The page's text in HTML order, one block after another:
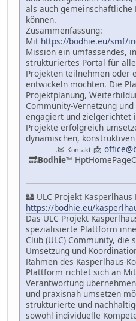
als auch
können.
Zusammenfassung:
Mit https://bodhie.eu/smf/
Mission ein umfassendes,
strukturiertes Portal für
Projekten teilnehmen oder
entwickeln möchten. Die
Projektplanung,
Community-Vernetzung
engagiert und zielgerichtet
Projekte erfolgreich
dynamischen,
.✉ Kontakt 📩
🔜Bodhie™
🏰 ULC Projekt
https://bodhie.eu/
Das ULC Projekt
spezialisierte Plattform
Club (ULC) Community, die
Umsetzung und
Rahmen des Kasperlhaus-
Plattform richtet sich an
Verantwortung
und praxisnah umsetzen
strukturierte und
sowohl individuelle